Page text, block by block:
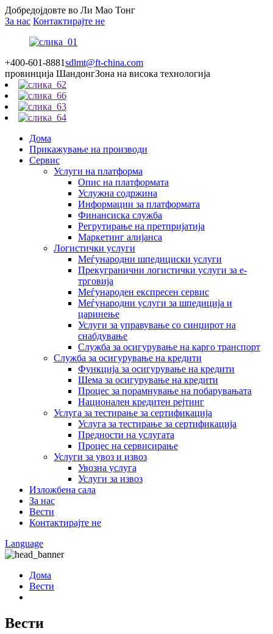
Добредојдовте во Ли Мао Тонг
За нас Контактирајте не
+400-601-8881sdlmt@ft-china.com
провинција ШандонгЗона на висока технологија
Дома
Прикажување на производи
Сервис
Услуги на платформа
Опис на платформата
Услужна содржина
Информации за платформата
Финансиска служба
Регрутирање на претпријатија
Маркетинг алијанса
Логистички услуги
Меѓународни шпедициски услуги
Прекугранични логистички услуги за е-
трговија
Меѓународен експресен сервис
Меѓународни услуги за шпедиција и
царинење
Услуги за управување со синџирот на
снабдување
Служба за осигурување на карго транспорт
Служба за осигурување на кредити
Функција за осигурување на кредити
Шема за осигурување на кредити
Процес за порамнување на побарувањата
Национален кредитен рејтинг
Услуга за тестирање за сертификација
Услуга за тестирање за сертификација
Предности на услугата
Процес на сервисирање
Услуги за увоз и извоз
Увозна услуга
Услуги за извоз
Изложбена сала
За нас
Вести
Контактирајте не
Language
Дома
Вести
Вести